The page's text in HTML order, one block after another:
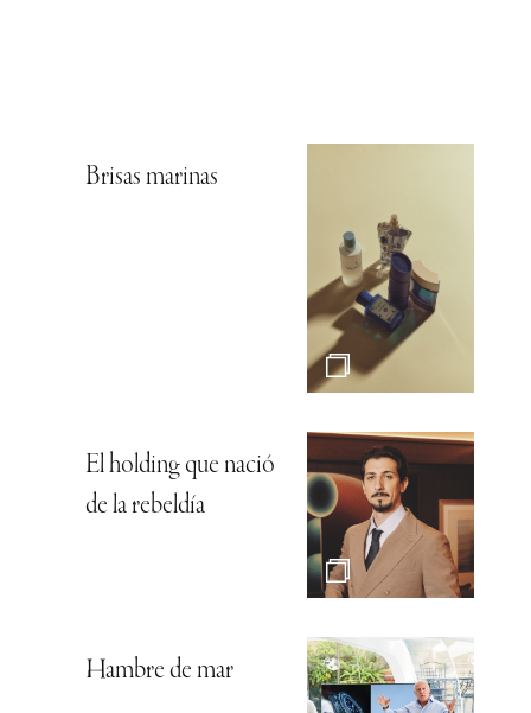
Brisas marinas
El holding que nació
de la rebeldía
Hambre de mar